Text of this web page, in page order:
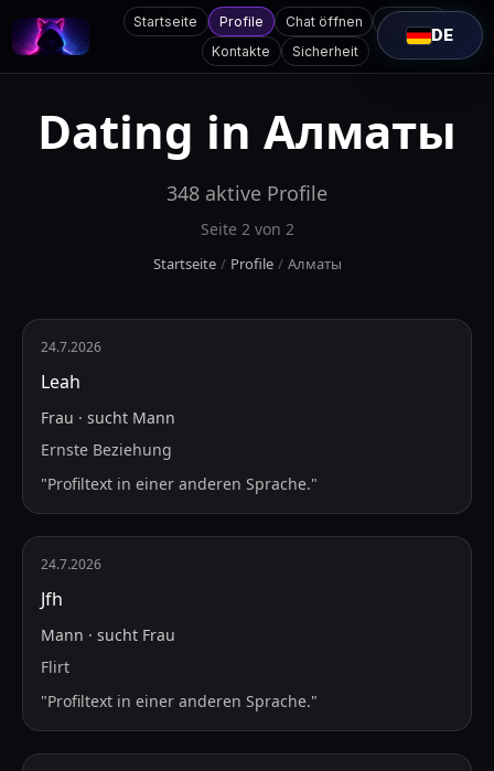
Startseite Profile Chat öffnen
Support
Kontakte
Sicherheit
DE
Dating in Алматы
348 aktive Profile
Seite 2 von 2
Startseite / Profile / Алматы
24.7.2026
Leah
Frau · sucht Mann
Ernste Beziehung
"Profiltext in einer anderen Sprache."
24.7.2026
Jfh
Mann · sucht Frau
Flirt
"Profiltext in einer anderen Sprache."